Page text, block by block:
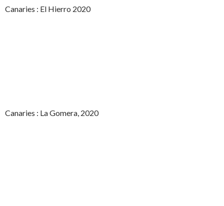
Canaries : El Hierro 2020
Canaries : La Gomera, 2020